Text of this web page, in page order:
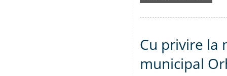
Cu privire la
municipal